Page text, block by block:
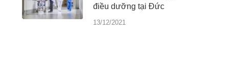
điều dưỡng tại Đức
13/12/2021